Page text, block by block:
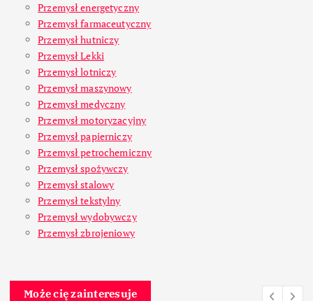
Przemysł energetyczny
Przemysł farmaceutyczny
Przemysł hutniczy
Przemysł Lekki
Przemysł lotniczy
Przemysł maszynowy
Przemysł medyczny
Przemysł motoryzacyjny
Przemysł papierniczy
Przemysł petrochemiczny
Przemysł spożywczy
Przemysł stalowy
Przemysł tekstylny
Przemysł wydobywczy
Przemysł zbrojeniowy
Może cię zainteresuje